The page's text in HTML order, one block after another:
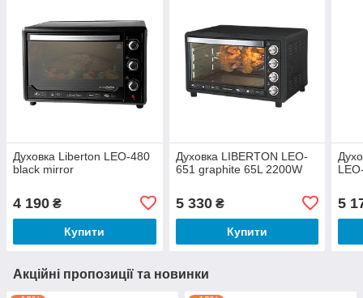
Духовка Liberton LEO-480
black mirror
4 190 ₴
Купити
Духовка LIBERTON LEO-
651 graphite 65L 2200W
5 330₴
Купити
5
Акційні пропозиції та новинки